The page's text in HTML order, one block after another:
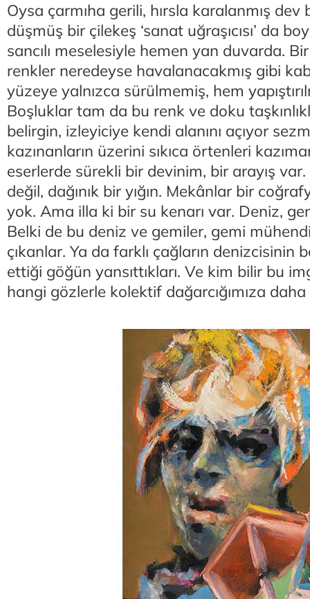
Oysa çarmıha gerili, hırsla karalanmış
düşmüş bir çilekeş ‘sanat uğraşıcısı’ da
sancılı meselesiyle hemen yan duvarda.
renkler neredeyse havalanacakmış gibi
yüzeye yalnızca sürülmemiş, hem
Boşluklar tam da bu renk ve doku
belirgin, izleyiciye kendi alanını açıyor
kazınanların üzerini sıkıca örtenleri
eserlerde sürekli bir devinim, bir arayış
değil, dağınık bir yığın. Mekânlar bir
yok. Ama illa ki bir su kenarı var. Deniz,
Belki de bu deniz ve gemiler, gemi
çıkanlar. Ya da farklı çağların denizcisinin
ettiği göğün yansıttıkları. Ve kim bilir bu
hangi gözlerle kolektif dağarcığımıza